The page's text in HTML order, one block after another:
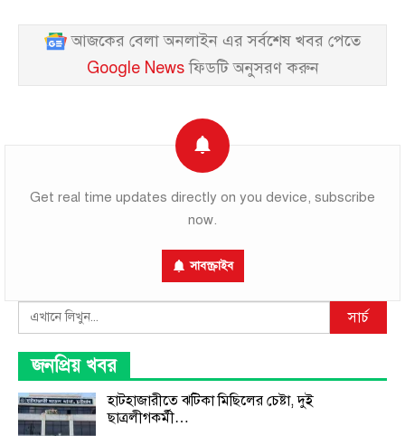
আজকের বেলা অনলাইন এর সর্বশেষ খবর পেতে
Google Newsফিডটি অনুসরণ করুন
Get real time updates directly on you device, subscribe
now.
সাবস্ক্রাইব
Search সার্চ
জনপ্রিয় খবর
হাটহাজারীতে ঝটিকা মিছিলের চেষ্টা, দুই
ছাত্রলীগকর্মী…